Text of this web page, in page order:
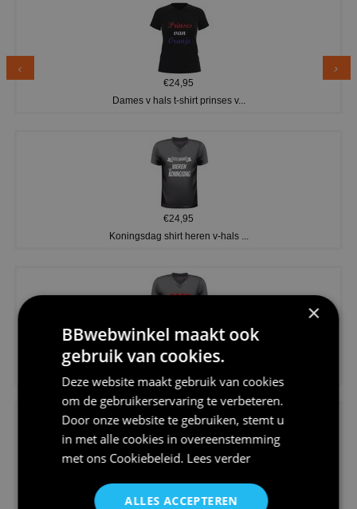
€24,95
Dames v hals t-shirt prinses v...
€24,95
Koningsdag shirt heren v-hals ...
€24,95
×
BBwebwinkel maakt ook
gebruik van cookies.
Deze website maakt gebruik van cookies
om de gebruikerservaring te verbeteren.
Door onze website te gebruiken, stemt u
in met alle cookies in overeenstemming
met ons Cookiebeleid. Lees verder
ALLES ACCEPTEREN